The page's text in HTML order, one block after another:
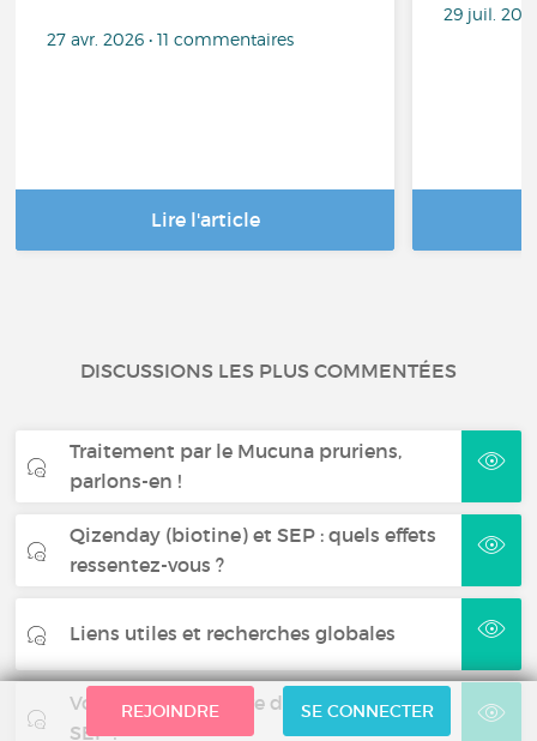
27 avr. 2026 • 11 commentaires
Lire l'article
29 juil.
DISCUSSIONS LES PLUS COMMENTÉES
Traitement par le Mucuna pruriens,
parlons-en !
Qizenday (biotine) et SEP : quels effets
ressentez-vous ?
Liens utiles et recherches globales
Votre "petite victoire du jour" sur la
SEP !
REJOINDRE SE CONNECTER